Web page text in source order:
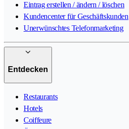
Eintrag erstellen / ändern / löschen
Kundencenter für Geschäftskunden
Unerwünschtes Telefonmarketing
Entdecken
Restaurants
Hotels
Coiffeure